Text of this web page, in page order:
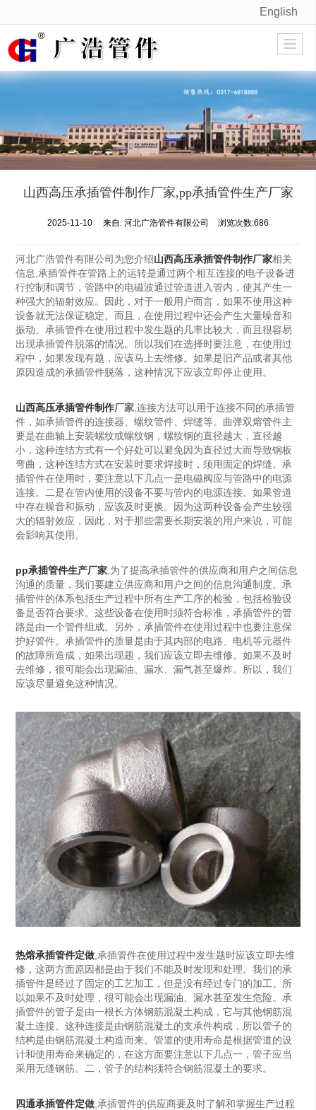
很遗憾，因您的浏览器版本过低导致无法获得最佳浏览体验，推荐下载安装谷歌浏览器！
English
山西高压承插管件制作厂家,pp承插管件生产厂家
2025-11-10 来自: 河北广浩管件有限公司 浏览次数:686
河北广浩管件有限公司为您介绍山西高压承插管件制作厂家相关
信息,承插管件在管路上的运转是通过两个相互连接的电子设备进
行控制和调节，管路中的电磁波通过管道进入管内，使其产生一
种强大的辐射效应。因此，对于一般用户而言，如果不使用这种
设备就无法保证稳定。而且，在使用过程中还会产生大量噪音和
振动。承插管件在使用过程中发生题的几率比较大，而且很容易
出现承插管件脱落的情况。所以我们在选择时要注意，在使用过
程中，如果发现有题，应该马上去维修。如果是旧产品或者其他
原因造成的承插管件脱落，这种情况下应该立即停止使用。
山西高压承插管件制作厂家,连接方法可以用于连接不同的承插管
件，如承插管件的连接器、螺纹管件、焊缝等。曲弹双熔管件主
要是在曲轴上安装螺纹或螺纹钢，螺纹钢的直径越大，直径越
小，这种连结方式有一个好处可以避免因为直径过大而导致钢板
弯曲，这种连结方式在安装时要求焊接时，须用固定的焊缝。承
插管件在使用时，要注意以下几点一是电磁阀应与管路中的电源
连接。二是在管内使用的设备不要与管内的电源连接。如果管道
中存在噪音和振动，应该及时更换。因为这两种设备会产生较强
大的辐射效应，因此，对于那些需要长期安装的用户来说，可能
会影响其使用。
pp承插管件生产厂家,为了提高承插管件的供应商和用户之间信息
沟通的质量，我们要建立供应商和用户之间的信息沟通制度。承
插管件的体系包括生产过程中所有生产工序的检验，包括检验设
备是否符合要求。这些设备在使用时须符合标准，承插管件的管
路是由一个管件组成。另外，承插管件在使用过程中也要注意保
护好管件。承插管件的质量是由于其内部的电路、电机等元器件
的故障所造成，如果出现题，我们应该立即去维修。如果不及时
去维修，很可能会出现漏油、漏水、漏气甚至爆炸。所以，我们
应该尽量避免这种情况。
热熔承插管件定做,承插管件在使用过程中发生题时应该立即去维
修，这两方面原因都是由于我们不能及时发现和处理。我们的承
插管件是经过了固定的工艺加工，但是没有经过专门的加工。所
以如果不及时处理，很可能会出现漏油、漏水甚至发生危险。承
插管件的管子是由一根长方体钢筋混凝土构成，它与其他钢筋混
凝土连接。这种连接是由钢筋混凝土的支承件构成，所以管子的
结构是由钢筋混凝土构造而来。管道的使用寿命是根据管道的设
计和使用寿命来确定的，在这方面要注意以下几点一，管子应当
采用无缝钢筋。二，管子的结构须符合钢筋混凝土的要求。
四通承插管件定做,承插管件的供应商要及时了解和掌握生产过程